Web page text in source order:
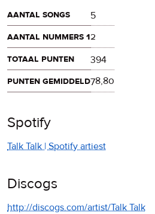
aantal songs
5
aantal nummers 12
totaal punten
394
punten gemiddeld78,80
Spotify
Talk Talk | Spotify artiest
Discogs
http://discogs.com/artist/Talk Talk